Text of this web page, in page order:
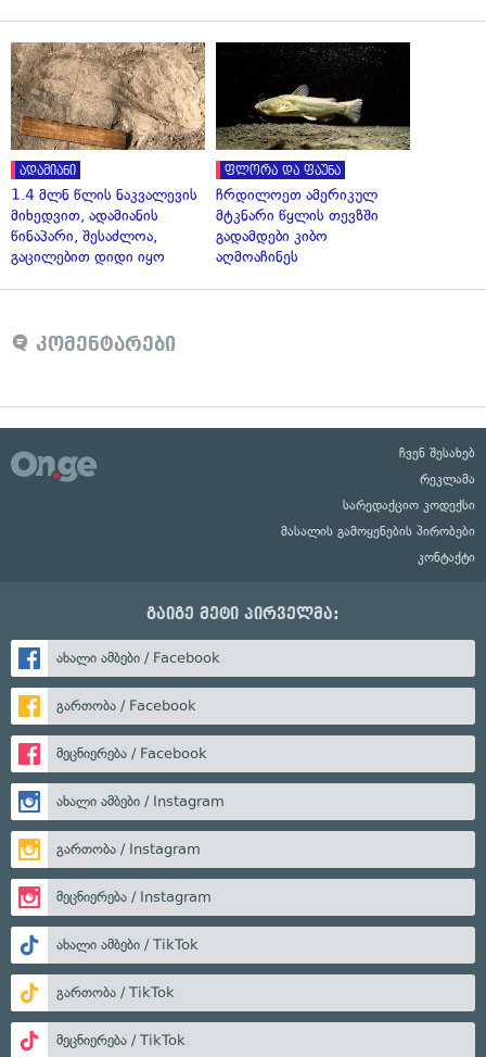
ადამიანი
1.4 მლნ წლის ნაკვალევის
მიხედვით, ადამიანის
წინაპარი, შესაძლოა,
გაცილებით დიდი იყო
ფლორა და ფაუნა
ჩრდილოეთ ამერიკულ
მტკნარი წყლის თევზში
გადამდები კიბო
აღმოაჩინეს
კომენტარები
ჩვენ შესახებ
რეკლამა
სარედაქციო კოდექსი
მასალის გამოყენების პირობები
კონტაქტი
გაიგე მეტი პირველმა:
ახალი ამბები / Facebook
გართობა / Facebook
მეცნიერება / Facebook
ახალი ამბები / Instagram
გართობა / Instagram
მეცნიერება / Instagram
ახალი ამბები / TikTok
გართობა / TikTok
მეცნიერება / TikTok